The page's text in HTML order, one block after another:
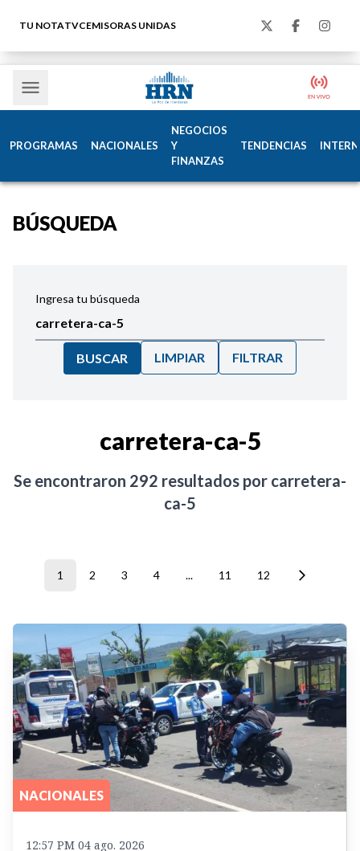
TU NOTATVCEMISORAS UNIDAS
PROGRAMAS NACIONALES
NEGOCIOS
Y
FINANZAS
TENDENCIAS
BÚSQUEDA
Ingresa tu búsqueda
BUSCAR LIMPIAR FILTRAR
carretera-ca-5
Se encontraron 292 resultados por carretera-
ca-5
1 2 3 4 ... 11 12
NACIONALES
12:57 PM 04 ago. 2026